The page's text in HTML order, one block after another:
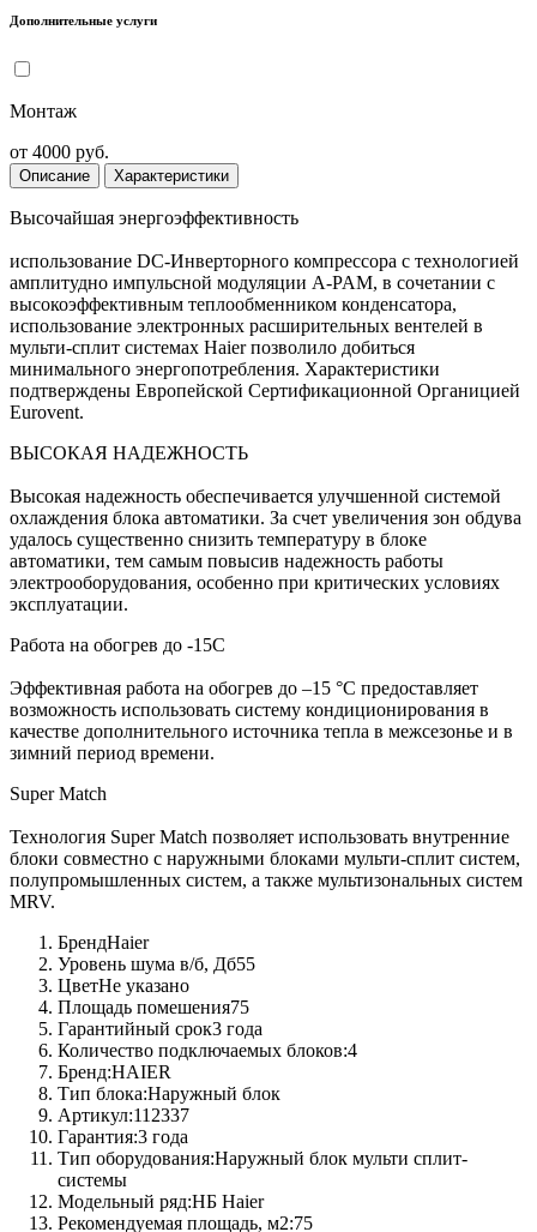
Дополнительные услуги
Монтаж
от 4000 руб.
Описание Характеристики
Высочайшая энергоэффективность
использование DC-Инверторного компрессора с технологией
амплитудно импульсной модуляции A-PAM, в сочетании с
высокоэффективным теплообменником конденсатора,
использование электронных расширительных вентелей в
мульти-сплит системах Haier позволило добиться
минимального энергопотребления. Характеристики
подтверждены Европейской Сертификационной Органицией
Eurovent.
ВЫСОКАЯ НАДЕЖНОСТЬ
Высокая надежность обеспечивается улучшенной системой
охлаждения блока автоматики. За счет увеличения зон обдува
удалось существенно снизить температуру в блоке
автоматики, тем самым повысив надежность работы
электрооборудования, особенно при критических условиях
эксплуатации.
Работа на обогрев до -15С
Эффективная работа на обогрев до –15 °С предоставляет
возможность использовать систему кондиционирования в
качестве дополнительного источника тепла в межсезонье и в
зимний период времени.
Super Match
Технология Super Match позволяет использовать внутренние
блоки совместно с наружными блоками мульти-сплит систем,
полупромышленных систем, а также мультизональных систем
MRV.
БрендHaier
Уровень шума в/б, Дб55
ЦветНе указано
Площадь помешения75
Гарантийный срок3 года
Количество подключаемых блоков:4
Бренд:HAIER
Тип блока:Наружный блок
Артикул:112337
Гарантия:3 года
Тип оборудования:Наружный блок мульти сплит-
системы
Модельный ряд:НБ Haier
Рекомендуемая площадь, м2:75